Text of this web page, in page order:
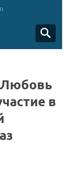
в